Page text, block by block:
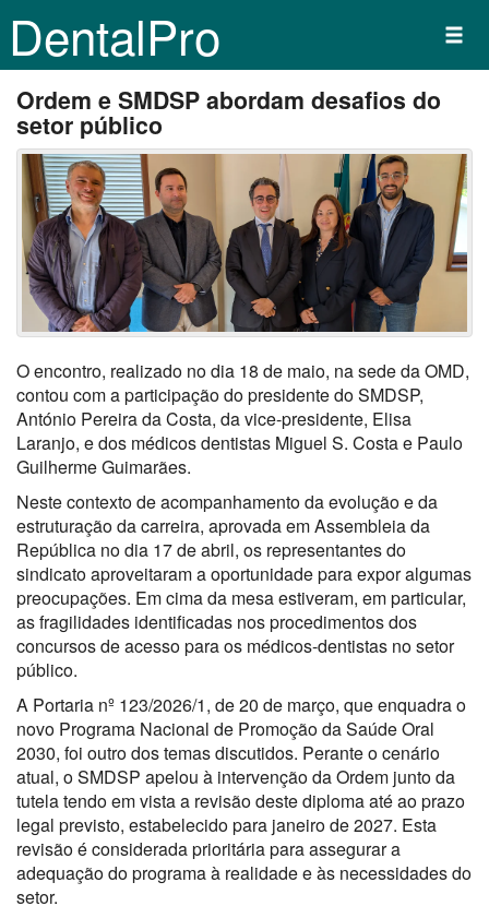
DentalPro
Ordem e SMDSP abordam desafios do
setor público
O encontro, realizado no dia 18 de maio, na sede da OMD,
contou com a participação do presidente do SMDSP,
António Pereira da Costa, da vice-presidente, Elisa
Laranjo, e dos médicos dentistas Miguel S. Costa e Paulo
Guilherme Guimarães.
Neste contexto de acompanhamento da evolução e da
estruturação da carreira, aprovada em Assembleia da
República no dia 17 de abril, os representantes do
sindicato aproveitaram a oportunidade para expor algumas
preocupações. Em cima da mesa estiveram, em particular,
as fragilidades identificadas nos procedimentos dos
concursos de acesso para os médicos-dentistas no setor
público.
A Portaria nº 123/2026/1, de 20 de março, que enquadra o
novo Programa Nacional de Promoção da Saúde Oral
2030, foi outro dos temas discutidos. Perante o cenário
atual, o SMDSP apelou à intervenção da Ordem junto da
tutela tendo em vista a revisão deste diploma até ao prazo
legal previsto, estabelecido para janeiro de 2027. Esta
revisão é considerada prioritária para assegurar a
adequação do programa à realidade e às necessidades do
setor.